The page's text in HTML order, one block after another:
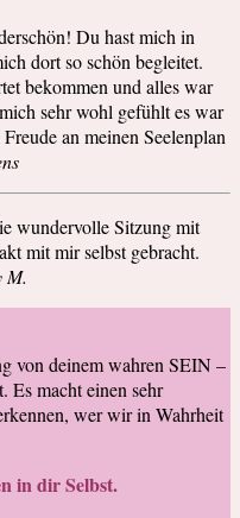
Du hast mich in
dort so schön begleitet.
bekommen und alles war
sehr wohl gefühlt es war
an meinen Seelenplan
wundervolle Sitzung mit
mit mir selbst gebracht.
M.
von deinem wahren SEIN –
Es macht einen sehr
wer wir in Wahrheit
in dir Selbst.